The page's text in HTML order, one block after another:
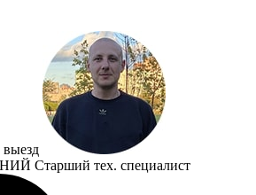
выезд
Cтарший тех. специалист